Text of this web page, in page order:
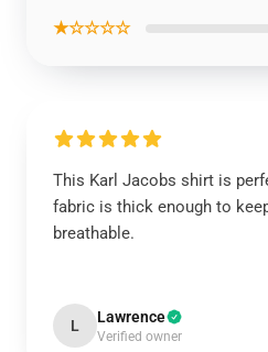
★☆☆☆☆
This Karl Jacobs shirt is
fabric is thick enough to
breathable.
L Lawrence
Verified owner